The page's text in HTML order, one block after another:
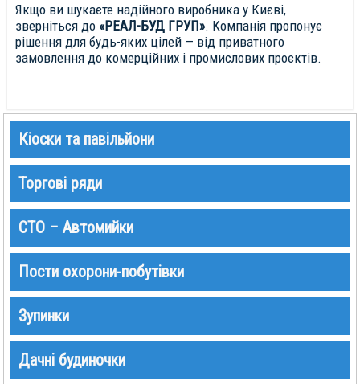
Якщо ви шукаєте надійного виробника у Києві,
зверніться до«РЕАЛ-БУД ГРУП». Компанія пропонує
рішення для будь-яких цілей — від приватного
замовлення до комерційних і промислових проєктів.
Кіоски та павільйони
Торгові ряди
СТО – Автомийки
Пости охорони-побутівки
Зупинки
Дачні будиночки